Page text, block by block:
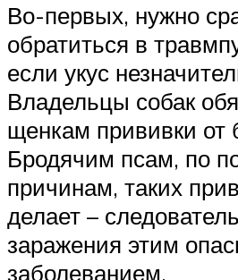
Во-первых, нужно
обратиться в
если укус
Владельцы собак
щенкам прививки от
Бродячим псам, по
причинам, таких
делает –
заражения этим
заболеванием.